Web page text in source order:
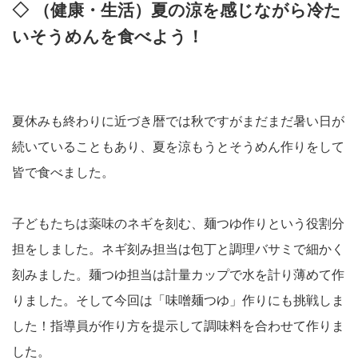
◇ （健康・生活）夏の涼を感じながら冷た
いそうめんを食べよう！
夏休みも終わりに近づき暦では秋ですがまだまだ暑い日が
続いていることもあり、夏を涼もうとそうめん作りをして
皆で食べました。
子どもたちは薬味のネギを刻む、麺つゆ作りという役割分
担をしました。ネギ刻み担当は包丁と調理バサミで細かく
刻みました。麺つゆ担当は計量カップで水を計り薄めて作
りました。そして今回は「味噌麺つゆ」作りにも挑戦しま
した！指導員が作り方を提示して調味料を合わせて作りま
した。